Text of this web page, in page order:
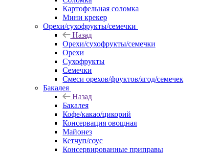
Картофельная соломка
Мини крекер
Орехи/сухофрукты/семечки
Назад
Орехи/сухофрукты/семечки
Орехи
Сухофрукты
Семечки
Смеси орехов/фруктов/ягод/семечек
Бакалея
Назад
Бакалея
Кофе/какао/цикорий
Консервация овощная
Майонез
Кетчуп/соус
Консервированные приправы